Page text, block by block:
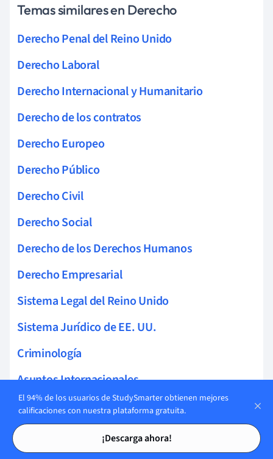
Tarjetas de estudio
Tarjetas de estudio
Temas similares en Derecho
Derecho Penal del Reino Unido
Derecho Laboral
Derecho Internacional y Humanitario
Derecho de los contratos
Derecho Europeo
Derecho Público
Derecho Civil
Derecho Social
Derecho de los Derechos Humanos
Derecho Empresarial
Sistema Legal del Reino Unido
Sistema Jurídico de EE. UU.
Criminología
Asuntos Internacionales
Servicios de Seguridad
El 94% de los usuarios de StudySmarter obtienen mejores
calificaciones con nuestra plataforma gratuita.
¡Descarga ahora!